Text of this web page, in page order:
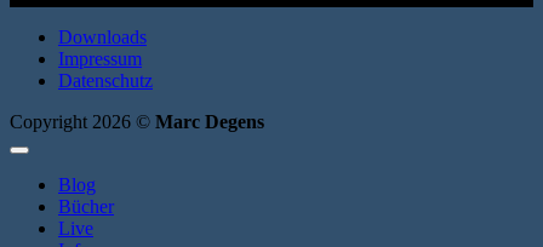
Downloads
Impressum
Datenschutz
Copyright 2026 © Marc Degens
Blog
Bücher
Live